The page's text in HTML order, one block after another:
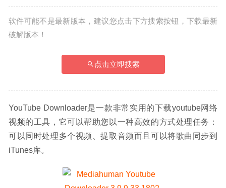
软件可能不是最新版本，建议您点击下方搜索按钮，下载最新
破解版本！
点击立即搜索
YouTube Downloader是一款非常实用的下载youtube网络
视频的工具，它可以帮助您以一种高效的方式处理任务：
可以同时处理多个视频、提取音频而且可以将歌曲同步到
iTunes库。